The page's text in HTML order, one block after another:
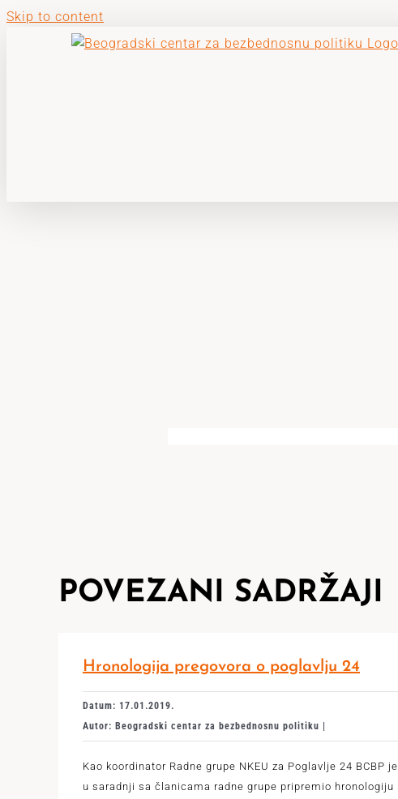
Skip to content
POVEZANI SADRŽAJI
Hronologija pregovora o poglavlju 24
Datum: 17.01.2019.
Autor: Beogradski centar za bezbednosnu politiku |
Kao koordinator Radne grupe NKEU za Poglavlje 24 BCBP je
u saradnji sa članicama radne grupe pripremio hronologiju